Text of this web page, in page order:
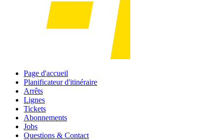
Page d'accueil
Planificateur d'itinéraire
Arrêts
Lignes
Tickets
Abonnements
Jobs
Questions & Contact